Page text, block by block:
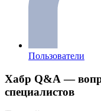
Пользователи
Хабр Q&A —
специалистов